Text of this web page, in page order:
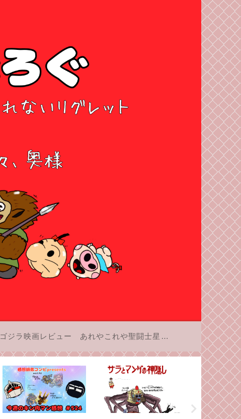
ゴジラ映画レビュー あれやこれや聖闘士星矢